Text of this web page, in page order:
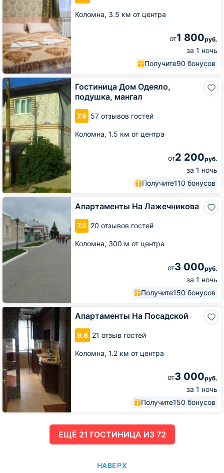
Коломна, 3.5 км от центра
от1 800руб.
за 1 ночь
Получите90 бонусов
Гостиница Дом Одеяло,
подушка, мангал
7.9 57 отзывов гостей
Коломна, 1.5 км от центра
от2 200руб.
за 1 ночь
Получите110 бонусов
Гостиница
Дом
Одеяло,
подушка,
мангал
Апартаменты На Лажечникова
7.8 20 отзывов гостей
Коломна, 300 м от центра
от3 000руб.
за 1 ночь
Получите150 бонусов
Апартаменты
На
Лажечникова
Апартаменты На Посадской
9.8 21 отзыв гостей
Коломна, 1.2 км от центра
от3 000руб.
за 1 ночь
Получите150 бонусов
Апартаменты
На
Посадской
ЕЩË 21 ГОСТИНИЦА ИЗ 72
НАВЕРХ